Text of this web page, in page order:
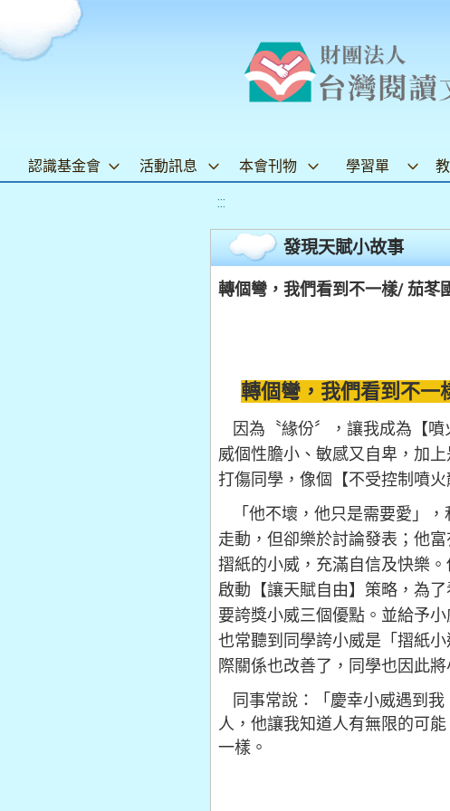
認識基金會 活動訊息 本會刊物 學習單
:::
發現天賦小故事
轉個彎，我們看到不一樣/ 茄苳
轉個彎，我們看到不一
因為〝緣份〞，讓我成為【
威個性膽小、敏感又自卑，加
打傷同學，像個【不受控制噴
「他不壞，他只是需要愛」
走動，但卻樂於討論發表；他
摺紙的小威，充滿自信及快樂
啟動【讓天賦自由】策略，為
要誇獎小威三個優點。並給予
也常聽到同學誇小威是「摺紙
際關係也改善了，同學也因此
同事常說：「慶幸小威遇到
人，他讓我知道人有無限的可
一樣。